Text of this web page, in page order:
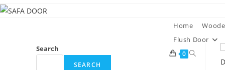
to
Home
Flush Door
0 Toggle
Search
SEARCH